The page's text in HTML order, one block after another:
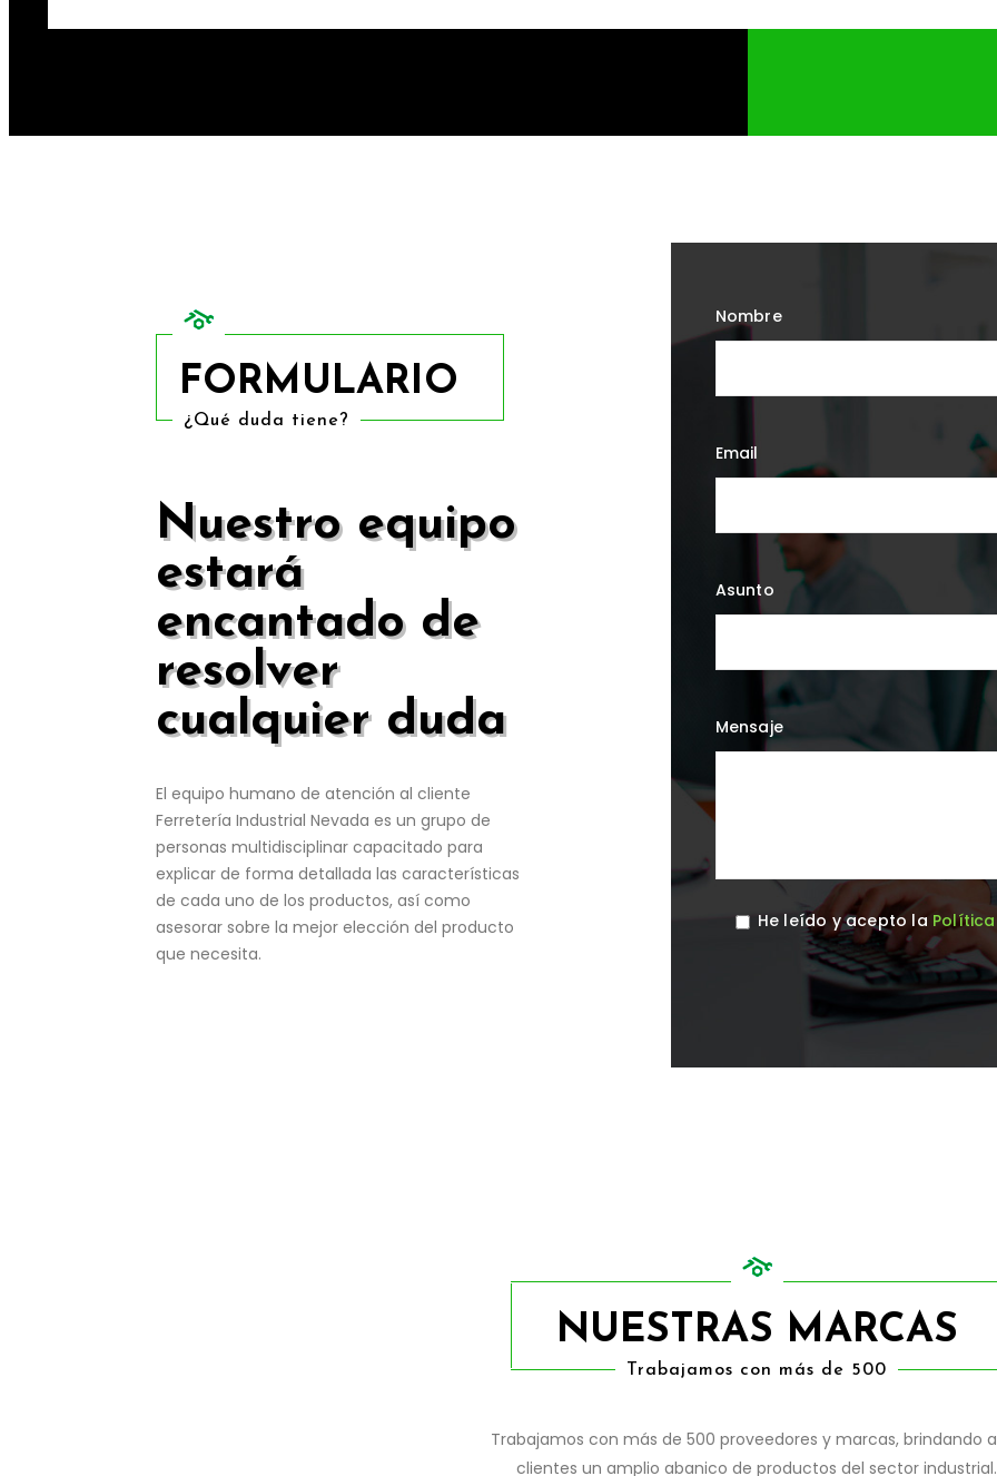
FORMULARIO
¿Qué duda tiene?
Nuestro equipo
estará
encantado de
resolver
cualquier duda
El equipo humano de atención al cliente
Ferretería Industrial Nevada es un grupo de
personas multidisciplinar capacitado para
explicar de forma detallada las características
de cada uno de los productos, así como
asesorar sobre la mejor elección del producto
que necesita.
Nombre
Email
Asunto
Mensaje
He leído y acepto la
NUESTRAS MARCAS
Trabajamos con más de 500
Trabajamos con más de 500 proveedores y marcas, brindando
clientes un amplio abanico de productos del sector industrial.